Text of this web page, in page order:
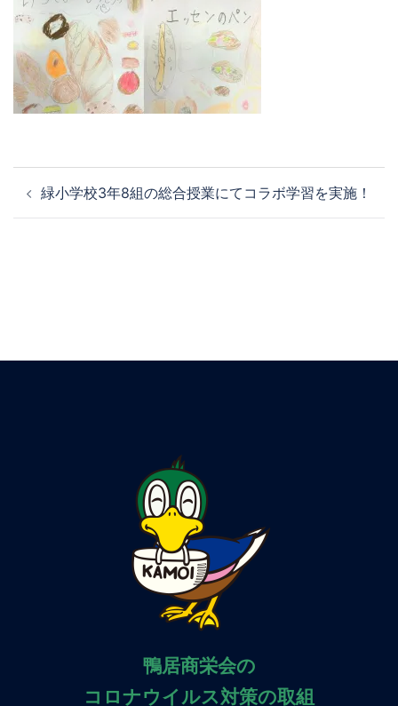
緑小学校3年8組の総合授業にてコラボ学習を実施！
鴨居商栄会の
コロナウイルス対策の取組